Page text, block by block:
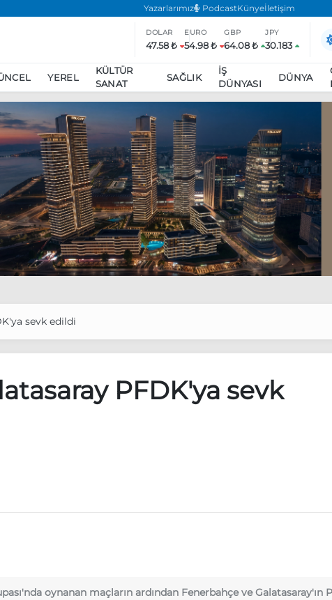
Yazarlarımız PodcastKünyeİletişim
DOLAR
47.58 ₺
EURO
54.98 ₺
GBP
64.08 ₺
JPY
30.183
YEREL
KÜLTÜR
SANAT
SAĞLIK
İŞ
DÜNYASI
DÜNYA
eylem yasağı uzatıldı
Özgür Özel, Ekrem İmamoğlu’nu
daha katılmama kararı aldı
Boykot
sevk edildi
PFDK'ya sevk
oynanan maçların ardından Fenerbahçe ve